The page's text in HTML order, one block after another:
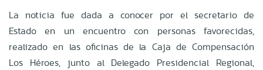
La noticia fue dada a conocer por el secretario de
Estado en un encuentro con personas favorecidas,
realizado en las oficinas de la Caja de Compensación
Los Héroes, junto al Delegado Presidencial Regional,